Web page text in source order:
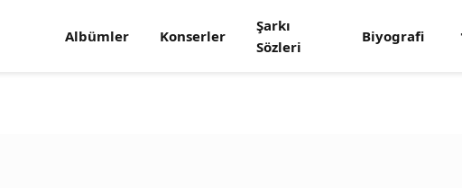
Albümler Konserler
Şarkı
Sözleri
Biyografi